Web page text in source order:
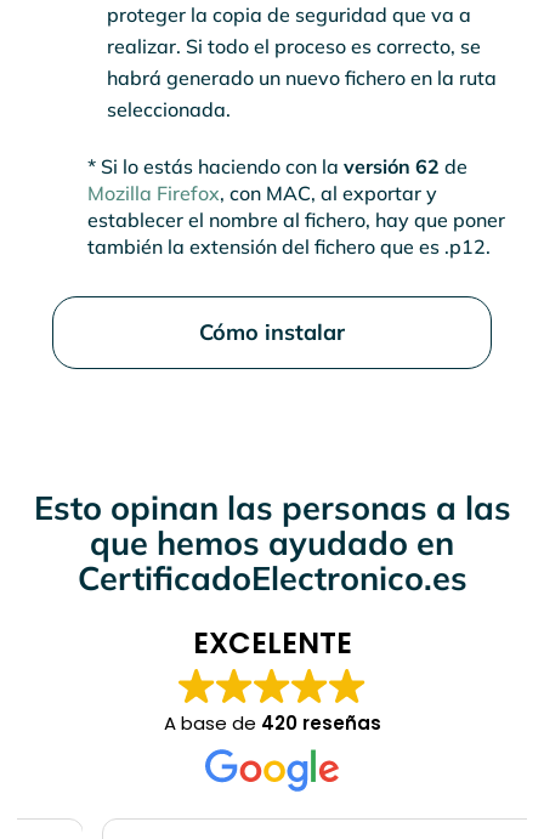
proteger la copia de seguridad que va a
realizar. Si todo el proceso es correcto, se
habrá generado un nuevo fichero en la ruta
seleccionada.
* Si lo estás haciendo con la versión 62 de
Mozilla Firefox, con MAC, al exportar y
establecer el nombre al fichero, hay que poner
también la extensión del fichero que es .p12.
Cómo instalar
Esto opinan las personas a las
que hemos ayudado en
CertificadoElectronico.es
EXCELENTE
A base de 420 reseñas